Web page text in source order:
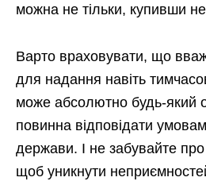
можна не тільки, купивши
Варто враховувати, що
для надання навіть
може абсолютно будь-який
повинна відповідати
держави. І не забувайте про
щоб уникнути